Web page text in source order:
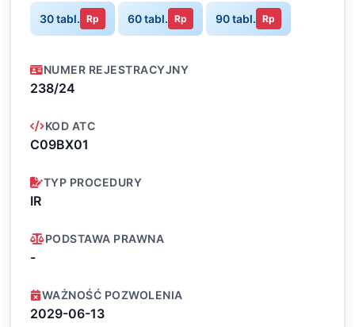
30 tabl. Rp 60 tabl. Rp 90 tabl. Rp
NUMER REJESTRACYJNY
238/24
KOD ATC
C09BX01
TYP PROCEDURY
IR
PODSTAWA PRAWNA
-
WAŻNOŚĆ POZWOLENIA
2029-06-13